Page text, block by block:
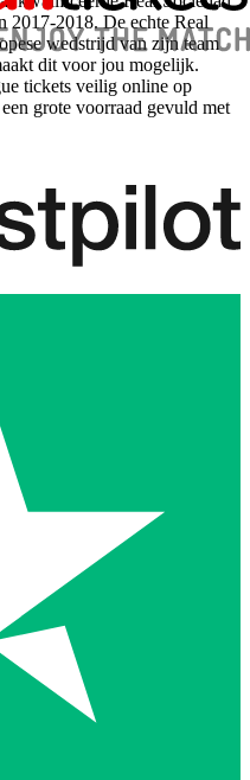
2017-2018. De echte Real
wedstrijd van zijn team
dit voor jou mogelijk.
tickets veilig online op
grote voorraad gevuld met